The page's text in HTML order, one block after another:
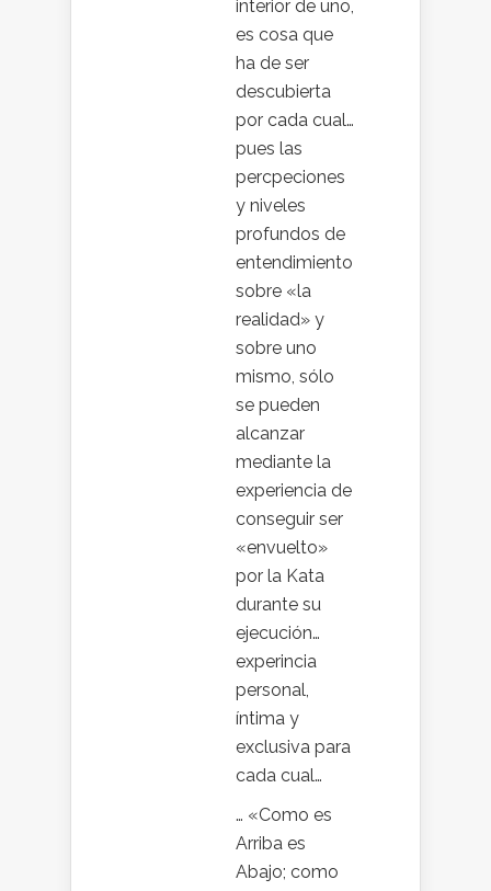
interior de uno,
es cosa que
ha de ser
descubierta
por cada cual…
pues las
percpeciones
y niveles
profundos de
entendimiento
sobre «la
realidad» y
sobre uno
mismo, sólo
se pueden
alcanzar
mediante la
experiencia de
conseguir ser
«envuelto»
por la Kata
durante su
ejecución…
experincia
personal,
íntima y
exclusiva para
cada cual…
… «Como es
Arriba es
Abajo; como